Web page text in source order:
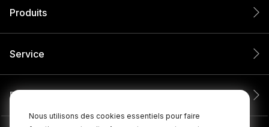
Nous utilisons des cookies essentiels pour faire
Produits
Service
Entreprise